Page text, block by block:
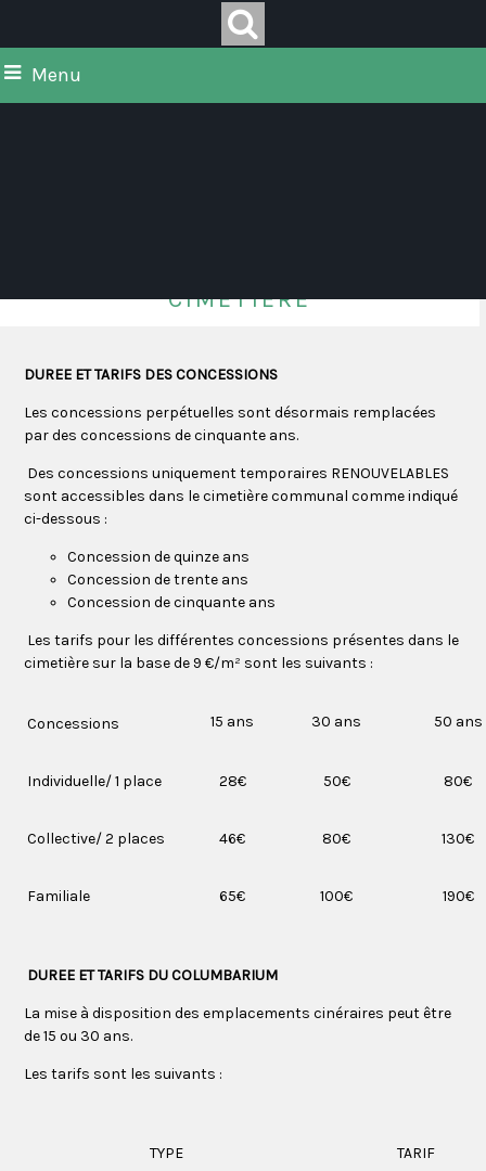
Menu
Cimetière
DUREE ET TARIFS DES CONCESSIONS
Les concessions perpétuelles sont désormais remplacées
par des concessions de cinquante ans.
Des concessions uniquement temporaires RENOUVELABLES
sont accessibles dans le cimetière communal comme indiqué
ci-dessous :
Concession de quinze ans
Concession de trente ans
Concession de cinquante ans
Les tarifs pour les différentes concessions présentes dans le
cimetière sur la base de 9 €/m² sont les suivants :
15 ans 30 ans 50 ans
Concessions
Individuelle/ 1 place 28€ 50€ 80€
Collective/ 2 places 46€ 80€ 130€
Familiale 65€ 100€ 190€
DUREE ET TARIFS DU COLUMBARIUM
La mise à disposition des emplacements cinéraires peut être
de 15 ou 30 ans.
Les tarifs sont les suivants :
TYPE TARIF